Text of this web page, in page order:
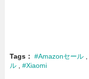
Tags #Amazonセール
ル
#Xiaomi